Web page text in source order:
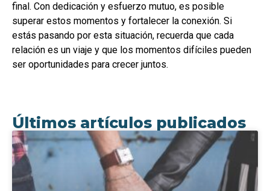
final. Con dedicación y esfuerzo mutuo, es posible
superar estos momentos y fortalecer la conexión. Si
estás pasando por esta situación, recuerda que cada
relación es un viaje y que los momentos difíciles pueden
ser oportunidades para crecer juntos.
Últimos artículos publicados